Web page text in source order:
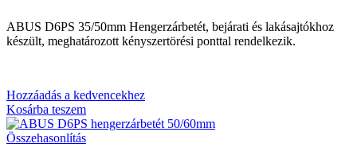
ABUS D6PS 35/50mm Hengerzárbetét, bejárati és lakásajtókhoz
készült, meghatározott kényszertörési ponttal rendelkezik.
Hozzáadás a kedvencekhez
Kosárba teszem
Összehasonlítás